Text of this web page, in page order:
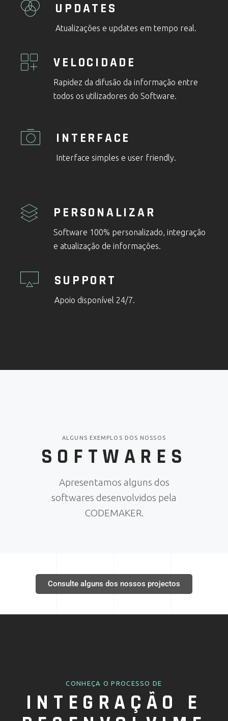
UPDATES
Atualizações e updates em tempo real.
VELOCIDADE
Rapidez da difusão da informação entre
todos os utilizadores do Software.
INTERFACE
Interface simples e user friendly.
PERSONALIZAR
Software 100% personalizado, integração
e atualização de informações.
SUPPORT
Apoio disponível 24/7.
ALGUNS EXEMPLOS DOS NOSSOS
SOFTWARES
Apresentamos alguns dos
softwares desenvolvidos pela
CODEMAKER.
Consulte alguns dos nossos projectos
CONHEÇA O PROCESSO DE
INTEGRAÇÃO E